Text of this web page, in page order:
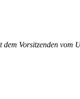
Vorsitzenden